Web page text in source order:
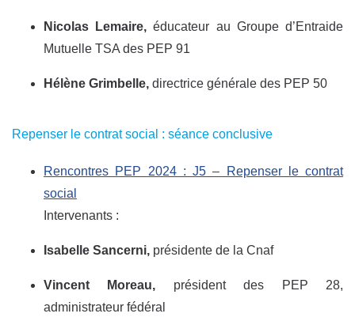
Nicolas Lemaire,éducateur au Groupe d’Entraide
Mutuelle TSA des PEP 91
Hélène Grimbelle, directrice générale des PEP 50
Repenser le contrat social : séance conclusive
Rencontres PEP 2024 : J5 – Repenser le contrat
social
Intervenants :
Isabelle Sancerni, présidente de la Cnaf
Vincent Moreau, président des PEP 28,
administrateur fédéral